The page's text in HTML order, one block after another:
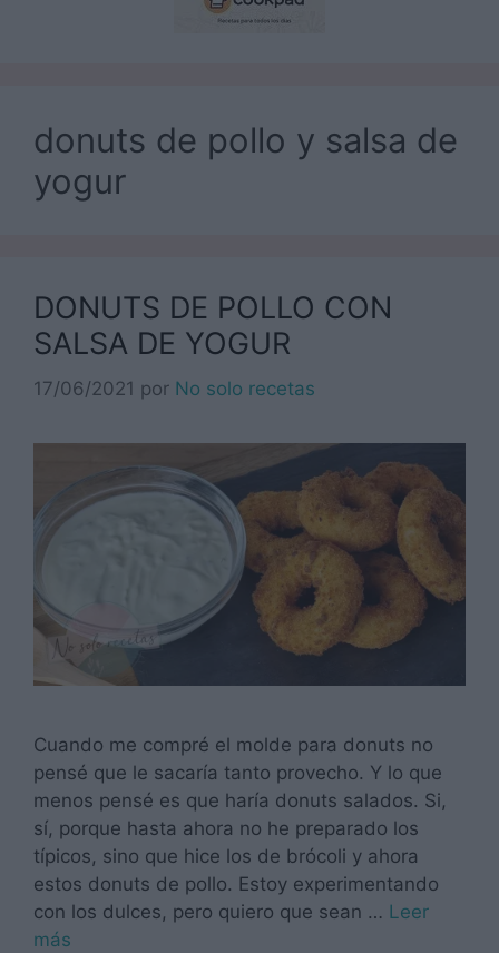
donuts de pollo y salsa de
yogur
DONUTS DE POLLO CON
SALSA DE YOGUR
17/06/2021 por No solo recetas
Cuando me compré el molde para donuts no
pensé que le sacaría tanto provecho. Y lo que
menos pensé es que haría donuts salados. Si,
sí, porque hasta ahora no he preparado los
típicos, sino que hice los de brócoli y ahora
estos donuts de pollo. Estoy experimentando
con los dulces, pero quiero que sean … Leer
más